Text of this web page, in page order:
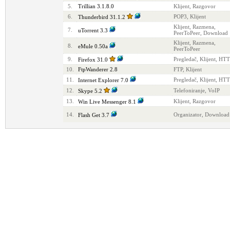
5.
Trillian 3.1.8.0
Klijent, Razgovor
6.
Thunderbird 31.1.2 POP3, Klijent
7. uTorrent 3.3
Klijent, Razmena,
PeerToPeer, Download
8. eMule 0.50a
Klijent, Razmena,
PeerToPeer
9.
Firefox 31.0
Pregledač, Klijent,
10.
FtpWanderer 2.8
FTP, Klijent
11.
Internet Explorer 7.0
Pregledač, Klijent,
12.
Skype 5.2
Telefoniranje, VoIP
13.
Win Live Messenger 8.1 Klijent, Razgovor
14. Flash Get 3.7 Organizator, Download